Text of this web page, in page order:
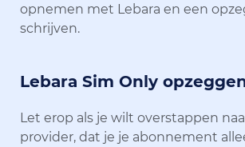
opnemen met Lebara en een
schrijven.
Lebara Sim Only
Let erop als je wilt overstappen
provider, dat je je abonnement